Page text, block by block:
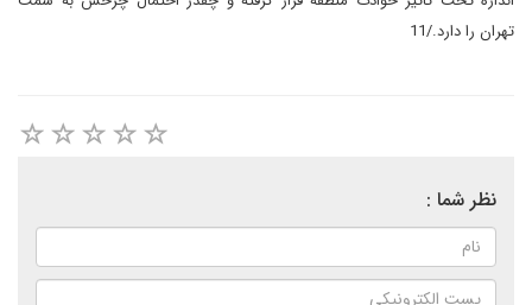
تهران را دارد./11
نظر شما :